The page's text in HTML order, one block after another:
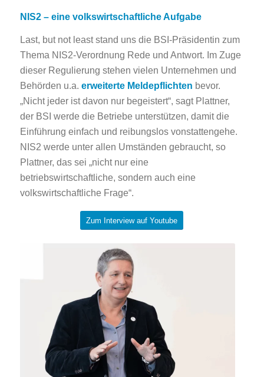
NIS2 – eine volkswirtschaftliche Aufgabe
Last, but not least stand uns die BSI-Präsidentin zum
Thema NIS2-Verordnung Rede und Antwort. Im Zuge
dieser Regulierung stehen vielen Unternehmen und
Behörden u.a. erweiterte Meldepflichten bevor.
„Nicht jeder ist davon nur begeistert“, sagt Plattner,
der BSI werde die Betriebe unterstützen, damit die
Einführung einfach und reibungslos vonstattengehe.
NIS2 werde unter allen Umständen gebraucht, so
Plattner, das sei „nicht nur eine
betriebswirtschaftliche, sondern auch eine
volkswirtschaftliche Frage“.
Zum Interview auf Youtube